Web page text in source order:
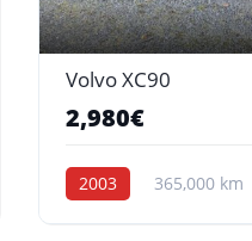
Volvo XC90
2,980€
2003 365,000 km